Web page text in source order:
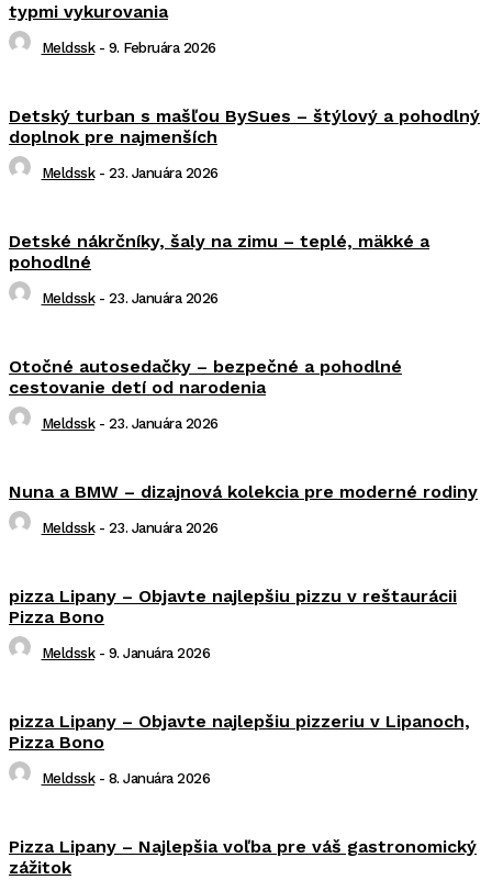
typmi vykurovania
Meldssk - 9. Februára 2026
Detský turban s mašľou BySues – štýlový a pohodlný
doplnok pre najmenších
Meldssk - 23. Januára 2026
Detské nákrčníky, šaly na zimu – teplé, mäkké a
pohodlné
Meldssk - 23. Januára 2026
Otočné autosedačky – bezpečné a pohodlné
cestovanie detí od narodenia
Meldssk - 23. Januára 2026
Nuna a BMW – dizajnová kolekcia pre moderné rodiny
Meldssk - 23. Januára 2026
pizza Lipany – Objavte najlepšiu pizzu v reštaurácii
Pizza Bono
Meldssk - 9. Januára 2026
pizza Lipany – Objavte najlepšiu pizzeriu v Lipanoch,
Pizza Bono
Meldssk - 8. Januára 2026
Pizza Lipany – Najlepšia voľba pre váš gastronomický
zážitok